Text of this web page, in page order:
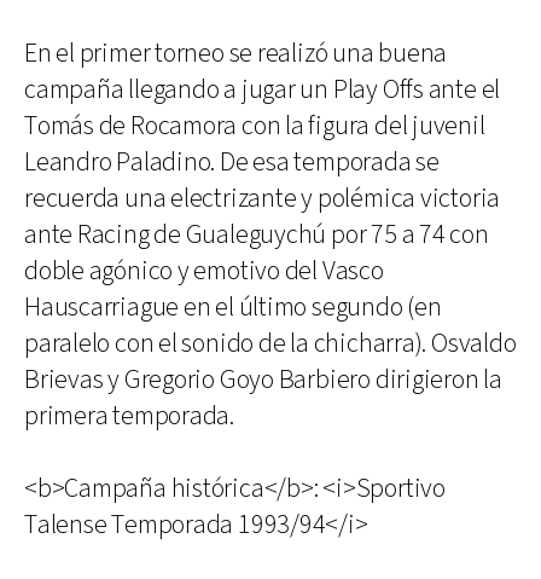
En el primer torneo se realizó una buena
campaña llegando a jugar un Play Offs ante el
Tomás de Rocamora con la figura del juvenil
Leandro Paladino. De esa temporada se
recuerda una electrizante y polémica victoria
ante Racing de Gualeguychú por 75 a 74 con
doble agónico y emotivo del Vasco
Hauscarriague en el último segundo (en
paralelo con el sonido de la chicharra). Osvaldo
Brievas y Gregorio Goyo Barbiero dirigieron la
primera temporada.
<b>Campaña histórica</b>: <i>Sportivo
Talense Temporada 1993/94</i>